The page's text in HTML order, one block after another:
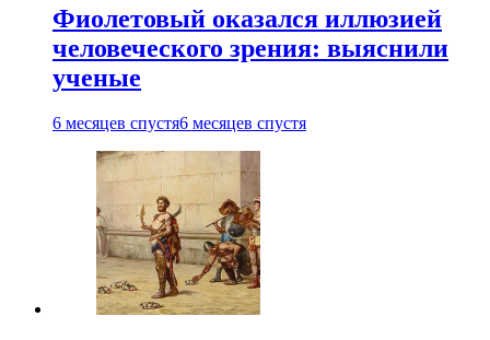
Фиолетовый оказался иллюзией
человеческого зрения: выяснили
ученые
6 месяцев спустя6 месяцев спустя